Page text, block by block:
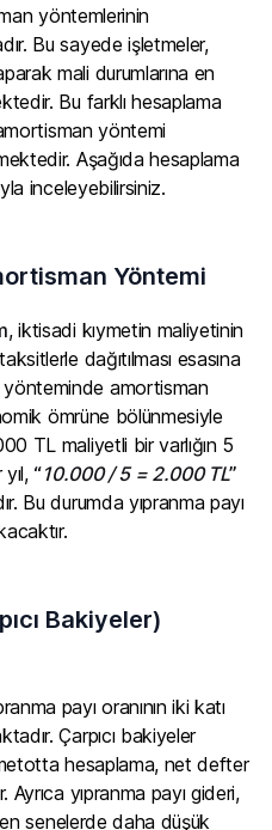
yöntemlerinin
Bu sayede işletmeler,
mali durumlarına en
Bu farklı hesaplama
yöntemi
Aşağıda hesaplama
inceleyebilirsiniz.
Yöntemi
, iktisadi kıymetin maliyetinin
dağıtılması esasına
yönteminde amortisman
ömrüne bölünmesiyle
TL maliyetli bir varlığın 5
“10.000 / 5 = 2.000 TL”
Bu durumda yıpranma payı
Bakiyeler)
payı oranının iki katı
Çarpıcı bakiyeler
hesaplama, net defter
yıpranma payı gideri,
senelerde daha düşük